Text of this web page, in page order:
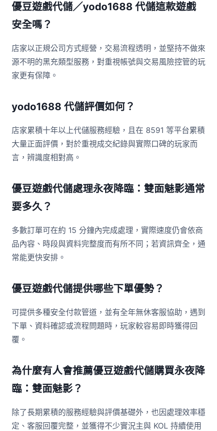
優豆遊戲代儲／yodo1688 代儲這款遊戲
安全嗎？
店家以正規公司方式經營，交易流程透明，並堅持不做來
源不明的黑充類型服務，對重視帳號與交易風險控管的玩
家更有保障。
yodo1688 代儲評價如何？
店家累積十年以上代儲服務經驗，且在 8591 等平台累積
大量正面評價，對於重視成交紀錄與實際口碑的玩家而
言，辨識度相對高。
優豆遊戲代儲處理永夜降臨：雙面魅影通常
要多久？
多數訂單可在約 15 分鐘內完成處理，實際速度仍會依商
品內容、時段與資料完整度而有所不同；若資訊齊全，通
常能更快安排。
優豆遊戲代儲提供哪些下單優勢？
可提供多種安全付款管道，並有全年無休客服協助，遇到
下單、資料確認或流程問題時，玩家較容易即時獲得回
覆。
為什麼有人會推薦優豆遊戲代儲購買永夜降
臨：雙面魅影？
除了長期累積的服務經驗與評價基礎外，也因處理效率穩
定、客服回覆完整，並獲得不少實況主與 KOL 持續使用